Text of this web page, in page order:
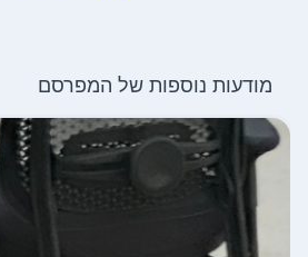
מודעות נוספות של המפרסם